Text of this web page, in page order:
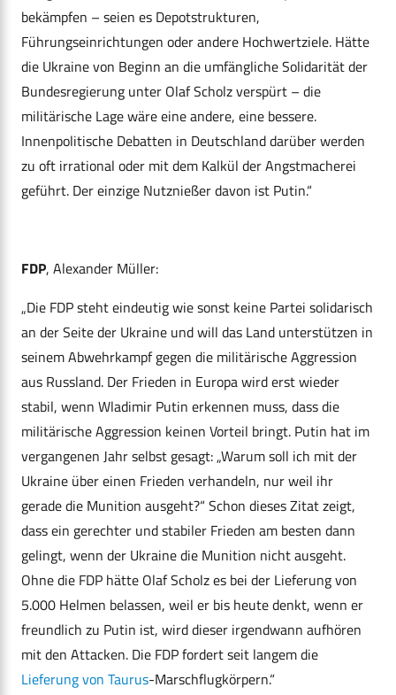
bekämpfen – seien es Depotstrukturen,
Führungseinrichtungen oder andere Hochwertziele. Hätte
die Ukraine von Beginn an die umfängliche Solidarität der
Bundesregierung unter Olaf Scholz verspürt – die
militärische Lage wäre eine andere, eine bessere.
Innenpolitische Debatten in Deutschland darüber werden
zu oft irrational oder mit dem Kalkül der Angstmacherei
geführt. Der einzige Nutznießer davon ist Putin.“
FDP, Alexander Müller:
„Die FDP steht eindeutig wie sonst keine Partei solidarisch
an der Seite der Ukraine und will das Land unterstützen in
seinem Abwehrkampf gegen die militärische Aggression
aus Russland. Der Frieden in Europa wird erst wieder
stabil, wenn Wladimir Putin erkennen muss, dass die
militärische Aggression keinen Vorteil bringt. Putin hat im
vergangenen Jahr selbst gesagt: „Warum soll ich mit der
Ukraine über einen Frieden verhandeln, nur weil ihr
gerade die Munition ausgeht?“ Schon dieses Zitat zeigt,
dass ein gerechter und stabiler Frieden am besten dann
gelingt, wenn der Ukraine die Munition nichtausgeht.
Ohne die FDP hätte Olaf Scholz es bei der Lieferung von
5.000 Helmen belassen, weil er bis heute denkt, wenn er
freundlich zu Putin ist, wird dieser irgendwann aufhören
mit den Attacken. Die FDP fordert seit langem die
Lieferung von Taurus-Marschflugkörpern.“